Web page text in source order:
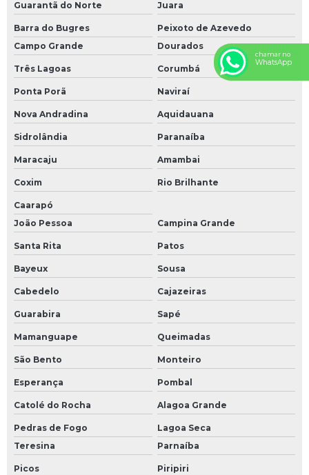
Guarantã do Norte Juara
Barra do Bugres
Peixoto de Azevedo
Campo Grande
Dourados
Três Lagoas Corumbá
Ponta Porã Naviraí
Nova Andradina Aquidauana
Sidrolândia Paranaíba
Maracaju Amambai
Coxim Rio Brilhante
Caarapó
João Pessoa
Campina Grande
Santa Rita Patos
Bayeux Sousa
Cabedelo Cajazeiras
Guarabira Sapé
Mamanguape Queimadas
São Bento Monteiro
Esperança Pombal
Catolé do Rocha Alagoa Grande
Pedras de Fogo
Lagoa Seca
Teresina
Parnaíba
Picos Piripiri
chamar no
WhatsApp